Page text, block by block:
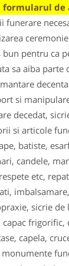
formularul de
funerare
bun pentru ca
sa aiba parte
si
decedat,
si articole
batiste,
candele,
etc,
imbalsamare,
sicrie de
capac frigorific,
capela,
monumente